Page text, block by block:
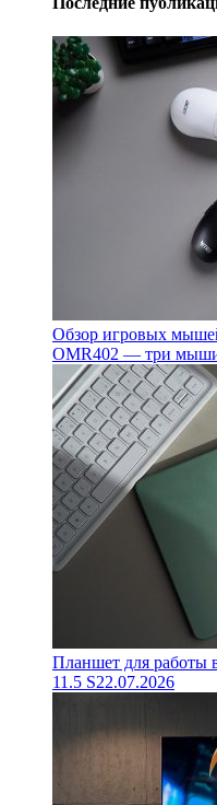
Обзор игровых
OMR402 — три
Планшет для работы
11.5 S22.07.2026